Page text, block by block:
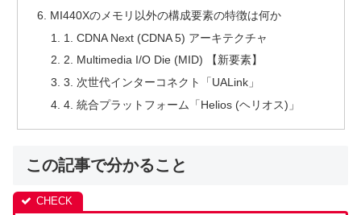
MI440Xのメモリ以外の構成要素の特徴は何か
1. CDNA Next (CDNA 5) アーキテクチャ
2. Multimedia I/O Die (MID) 【新要素】
3. 次世代インターコネクト「UALink」
4. 統合プラットフォーム「Helios (ヘリオス)」
この記事で分かること